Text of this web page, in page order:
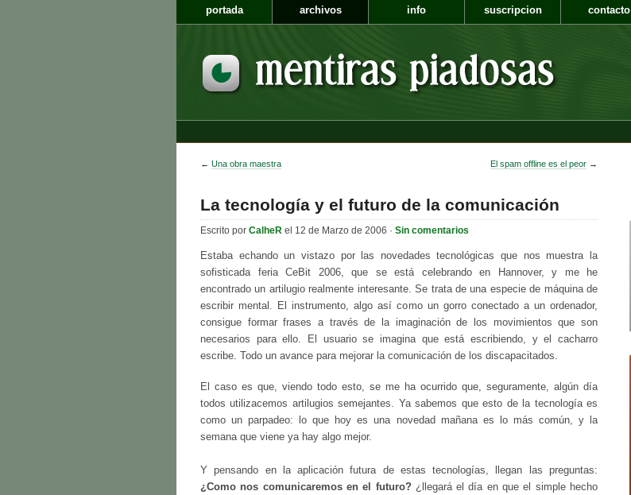
portada archivos info suscripcion contacto
← Una obra maestra El spam offline es el peor →
La tecnología y el futuro de la comunicación
Escrito por CalheR el 12 de Marzo de 2006 · Sin comentarios
Estaba echando un vistazo por las novedades tecnológicas que nos muestra la
sofisticada feria CeBit 2006, que se está celebrando en Hannover, y me he
encontrado un artilugio realmente interesante. Se trata de una especie de máquina de
escribir mental. El instrumento, algo así como un gorro conectado a un ordenador,
consigue formar frases a través de la imaginación de los movimientos que son
necesarios para ello. El usuario se imagina que está escribiendo, y el cacharro
escribe. Todo un avance para mejorar la comunicación de los discapacitados.
El caso es que, viendo todo esto, se me ha ocurrido que, seguramente, algún día
todos utilizacemos artilugios semejantes. Ya sabemos que esto de la tecnología es
como un parpadeo: lo que hoy es una novedad mañana es lo más común, y la
semana que viene ya hay algo mejor.
Y pensando en la aplicación futura de estas tecnologías, llegan las preguntas:
¿Como nos comunicaremos en el futuro? ¿llegará el día en que el simple hecho